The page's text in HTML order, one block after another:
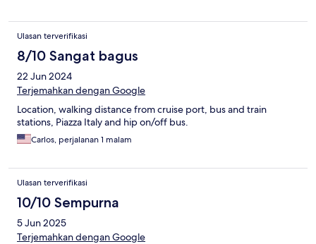
Ulasan terverifikasi
8/10 Sangat bagus
22 Jun 2024
Terjemahkan dengan Google
Location, walking distance from cruise port, bus and train
stations, Piazza Italy and hip on/off bus.
Carlos, perjalanan 1 malam
Ulasan terverifikasi
10/10 Sempurna
5 Jun 2025
Terjemahkan dengan Google